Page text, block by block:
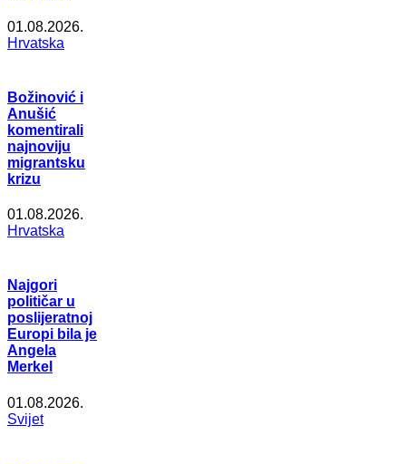
01.08.2026.
Hrvatska
Božinović i
Anušić
komentirali
najnoviju
migrantsku
krizu
01.08.2026.
Hrvatska
Najgori
političar u
poslijeratnoj
Europi bila je
Angela
Merkel
01.08.2026.
Svijet